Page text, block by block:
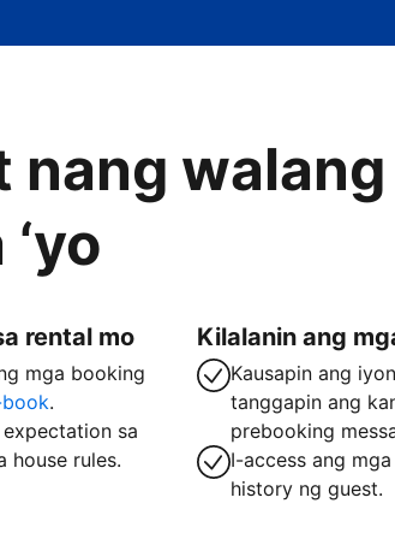
rental mo
mga booking
.
sa
house rules.
Kilalanin ang
Kausapin ang
tanggapin ang
prebooking
I-access ang
history ng guest.